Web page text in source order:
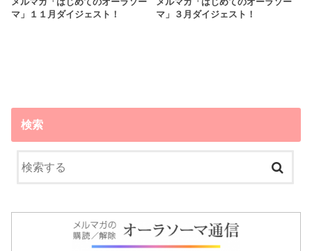
マ」１１月ダイジェスト！
マ」３月ダイジェスト！
検索